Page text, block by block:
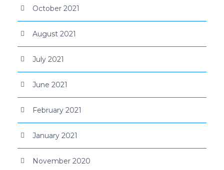
October 2021
August 2021
July 2021
June 2021
February 2021
January 2021
November 2020